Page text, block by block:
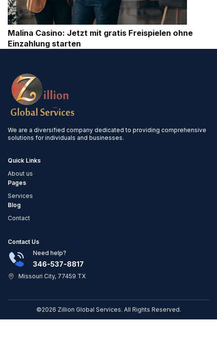
Malina Casino: Jetzt mit gratis Freispielen ohne
Einzahlung starten
We are a diversified company dedicated to providing comprehensive
solutions for individuals and businesses.
Quick Links
About us
Pages
Services
Blog
Contact
Contact Us
Need help?
346-537-8817
Missouri City, 77459 TX
©2026 Zillion Global Services. All Rights Reserved.